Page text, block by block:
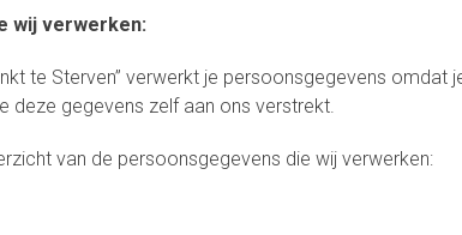
wij verwerken:
te Sterven” verwerkt je persoonsgegevens omdat
deze gegevens zelf aan ons verstrekt.
van de persoonsgegevens die wij verwerken: